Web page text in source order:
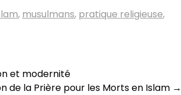
, musulmans, pratique religieuse,
et modernité
de la Prière pour les Morts en Islam →